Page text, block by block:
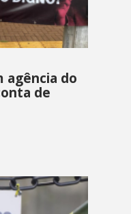
agência do
de